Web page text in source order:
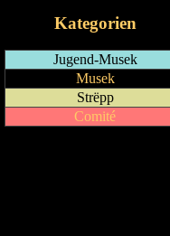
Kategorien
Jugend-Musek
Musek
Strëpp
Comité